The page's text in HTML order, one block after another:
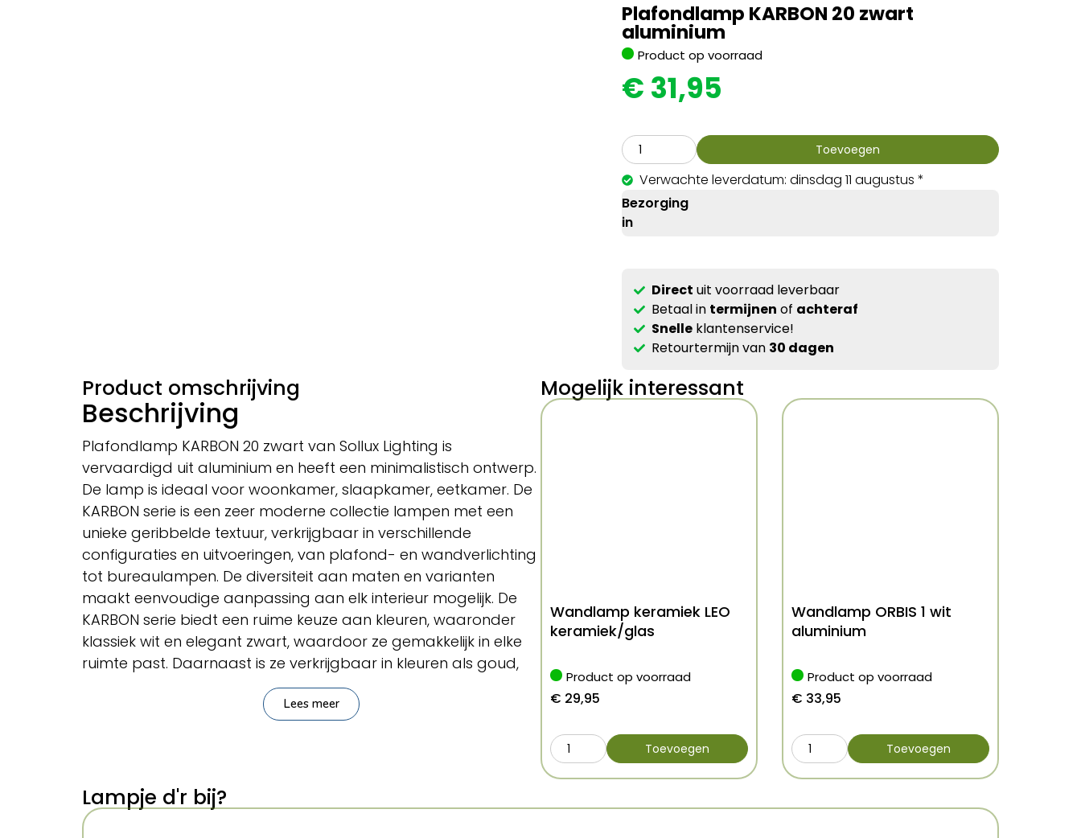
Plafondlamp KARBON 20 zwart
aluminium
Product op voorraad
€ 31,95
Toevoegen
Verwachte leverdatum: dinsdag 11 augustus *
Bezorging
in
Direct uit voorraad leverbaar
Betaal in termijnen of achteraf
Snelle klantenservice!
Retourtermijn van 30 dagen
Product omschrijving
Beschrijving
Plafondlamp KARBON 20 zwart van Sollux Lighting is
vervaardigd uit aluminium en heeft een minimalistisch ontwerp.
De lamp is ideaal voor woonkamer, slaapkamer, eetkamer. De
KARBON serie is een zeer moderne collectie lampen met een
unieke geribbelde textuur, verkrijgbaar in verschillende
configuraties en uitvoeringen, van plafond- en wandverlichting
tot bureaulampen. De diversiteit aan maten en varianten
maakt eenvoudige aanpassing aan elk interieur mogelijk. De
KARBON serie biedt een ruime keuze aan kleuren, waaronder
klassiek wit en elegant zwart, waardoor ze gemakkelijk in elke
ruimte past. Daarnaast is ze verkrijgbaar in kleuren als goud,
beige, olijfgroen en okerrood, waardoor ze ideaal is voor
moderne interieurs en daarbuiten.
Serie:Deep Space
Lees meer
Mogelijk interessant
Wandlamp keramiek LEO
keramiek/glas
Product op voorraad
€ 29,95
Toevoegen
Wandlamp ORBIS 1 wit
aluminium
Product op voorraad
€ 33,95
Toevoegen
Lampje d'r bij?